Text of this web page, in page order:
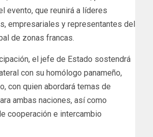
evento, que reunirá a líderes
empresariales y representantes del
de zonas francas.
el jefe de Estado sostendrá
con su homólogo panameño,
con quien abordará temas de
ambas naciones, así como
cooperación e intercambio